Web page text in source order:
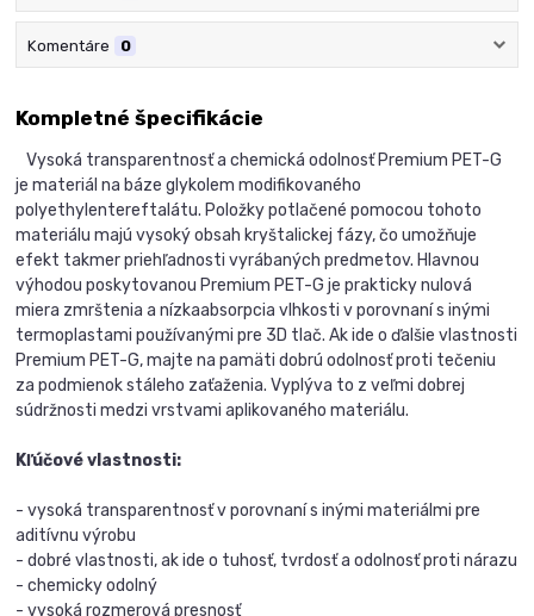
Komentáre 0
Kompletné špecifikácie
Vysoká transparentnosť a chemická odolnosť Premium PET-G
je materiál na báze glykolem modifikovaného
polyethylentereftalátu. Položky potlačené pomocou tohoto
materiálu majú vysoký obsah kryštalickej fázy, čo umožňuje
efekt takmer priehľadnosti vyrábaných predmetov. Hlavnou
výhodou poskytovanou Premium PET-G je prakticky nulová
miera zmrštenia a nízkaabsorpcia vlhkosti v porovnaní s inými
termoplastami používanými pre 3D tlač. Ak ide o ďalšie vlastnosti
Premium PET-G, majte na pamäti dobrú odolnosť proti tečeniu
za podmienok stáleho zaťaženia. Vyplýva to z veľmi dobrej
súdržnosti medzi vrstvami aplikovaného materiálu.
Kľúčové vlastnosti:
- vysoká transparentnosť v porovnaní s inými materiálmi pre
aditívnu výrobu
- dobré vlastnosti, ak ide o tuhosť, tvrdosť a odolnosť proti nárazu
- chemicky odolný
- vysoká rozmerová presnosť